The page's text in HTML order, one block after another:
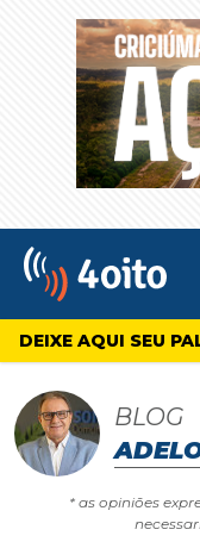
4oito
DEIXE AQUI SEU
BLOG
* as opiniões